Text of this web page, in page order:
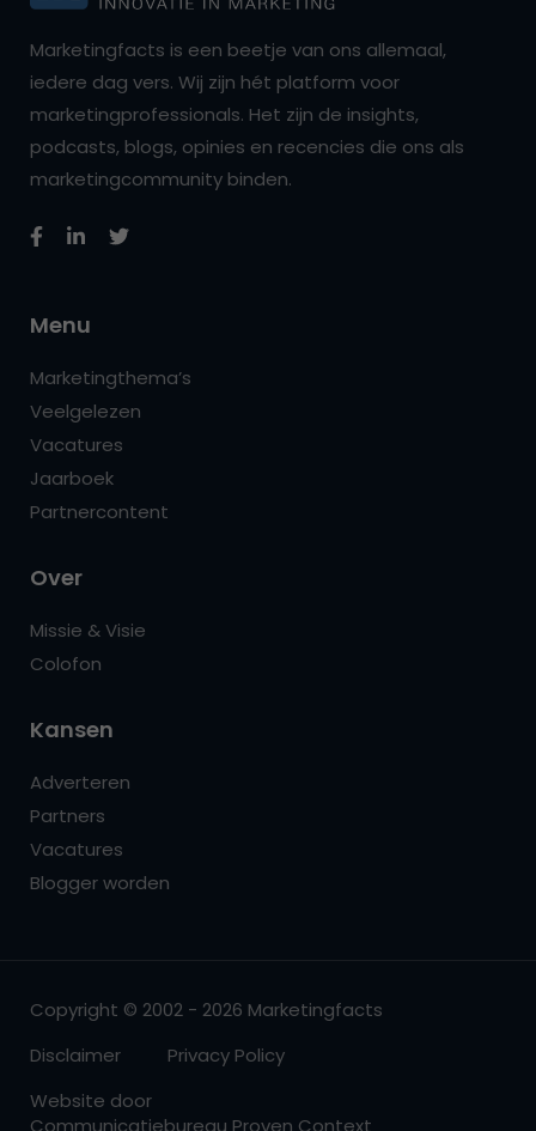
Marketingfacts is een beetje van ons allemaal,
iedere dag vers. Wij zijn hét platform voor
marketingprofessionals. Het zijn de insights,
podcasts, blogs, opinies en recencies die ons als
marketingcommunity binden.
Menu
Marketingthema’s
Veelgelezen
Vacatures
Jaarboek
Partnercontent
Over
Missie & Visie
Colofon
Kansen
Adverteren
Partners
Vacatures
Blogger worden
Copyright © 2002 - 2026 Marketingfacts
Disclaimer
Privacy Policy
Website door
Communicatiebureau Proven Context